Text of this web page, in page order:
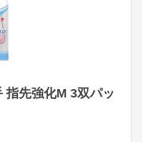
指先強化M 3双パッ